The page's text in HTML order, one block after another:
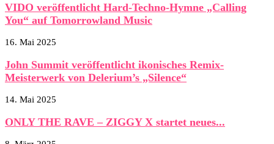
VIDO veröffentlicht Hard-Techno-Hymne „Calling
You“ auf Tomorrowland Music
16. Mai 2025
John Summit veröffentlicht ikonisches Remix-
Meisterwerk von Delerium’s „Silence“
14. Mai 2025
ONLY THE RAVE – ZIGGY X startet neues...